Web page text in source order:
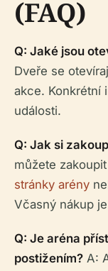
(FAQ)
Q: Jaké jsou
Dveře se
akce. Konkrétní
události.
Q: Jak si
můžete
stránky arény
Včasný nákup
Q: Je aréna
postižením? A: